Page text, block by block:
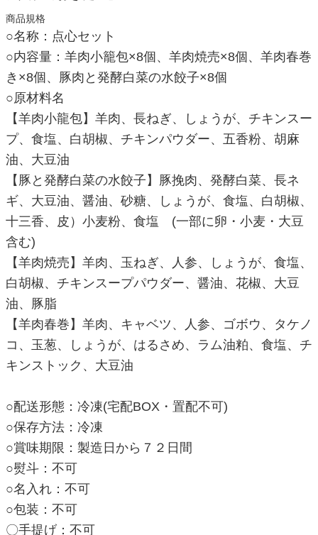
商品規格
○名称：点心セット
○内容量：羊肉小籠包×8個、羊肉焼売×8個、羊肉春巻
き×8個、豚肉と発酵白菜の水餃子×8個
○原材料名
【羊肉小龍包】羊肉、長ねぎ、しょうが、チキンスー
プ、食塩、白胡椒、チキンパウダー、五香粉、胡麻
油、大豆油
【豚と発酵白菜の水餃子】豚挽肉、発酵白菜、長ネ
ギ、大豆油、醤油、砂糖、しょうが、食塩、白胡椒、
十三香、皮）小麦粉、食塩 (一部に卵・小麦・大豆
含む)
【羊肉焼売】羊肉、玉ねぎ、人参、しょうが、食塩、
白胡椒、チキンスープパウダー、醤油、花椒、大豆
油、豚脂
【羊肉春巻】羊肉、キャベツ、人参、ゴボウ、タケノ
コ、玉葱、しょうが、はるさめ、ラム油粕、食塩、チ
キンストック、大豆油
○配送形態：冷凍(宅配BOX・置配不可)
○保存方法：冷凍
○賞味期限：製造日から７２日間
○熨斗：不可
○名入れ：不可
○包装：不可
〇手提げ：不可